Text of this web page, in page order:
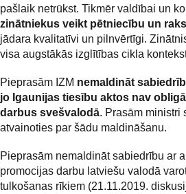
pašlaik netrūkst. Tikmēr valdībai un
zinātniekus veikt pētniecību un
jādara kvalitatīvi un pilnvērtīgi.
visa augstākās izglītības cikla
Pieprasām IZM nemaldināt
jo Igaunijas tiesību aktos nav
darbus svešvalodā. Prasām ministri
atvainoties par šādu maldināšanu.
Pieprasām nemaldināt sabiedrību ar
promocijas darbu latviešu valodā
tulkošanas rīkiem (21.11.2019.